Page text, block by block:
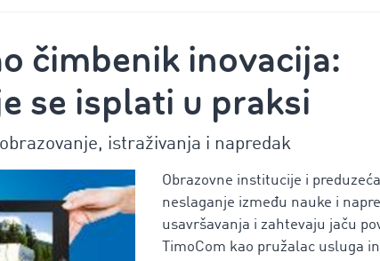
čimbenik inovacija:
se isplati u praksi
obrazovanje, istraživanja i napredak
Obrazovne institucije i
neslaganje između nauke i
usavršavanja i zahtevaju jaču
TimoCom kao pružalac usluga